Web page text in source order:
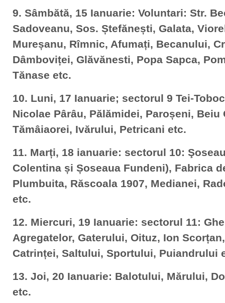
9. Sâmbătă, 15 Ianuarie: Voluntari: Str.
Sadoveanu, Sos. Ștefănești, Galata,
Mureșanu, Rîmnic, Afumați, Becanului,
Dâmboviței, Glăvănesti, Popa Sapca,
Tănase etc.
10. Luni, 17 Ianuarie; sectorul 9 Tei-
Nicolae Pârâu, Pălămidei, Paroșeni, Beiu
Tămâiaorei, Ivărului, Petricani etc.
11. Marți, 18 ianuarie: sectorul 10:
Colentina și Șoseaua Fundeni), Fabrica
Plumbuita, Răscoala 1907, Medianei,
etc.
12. Miercuri, 19 Ianuarie: sectorul 11:
Agregatelor, Gaterului, Oituz, Ion
Catrinței, Saltului, Sportului, Puiandrului
13. Joi, 20 Ianuarie: Balotului, Mărului,
etc.